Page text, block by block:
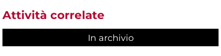
Attività correlate
In archivio